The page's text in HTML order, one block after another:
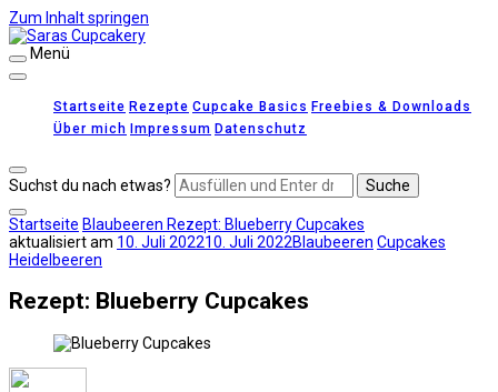
Zum Inhalt springen
Menü
Startseite Rezepte Cupcake Basics Freebies & Downloads
Über mich Impressum Datenschutz
Suchst du nach etwas?
Startseite Blaubeeren Rezept: Blueberry Cupcakes
aktualisiert am 10. Juli 202210. Juli 2022Blaubeeren Cupcakes
Heidelbeeren
Rezept: Blueberry Cupcakes